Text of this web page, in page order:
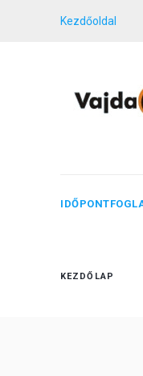
Kezdőoldal
KEZDŐLAP